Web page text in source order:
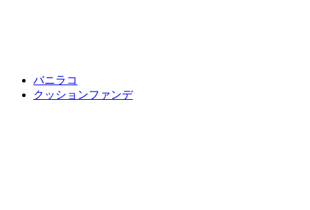
バニラコ
クッションファンデ